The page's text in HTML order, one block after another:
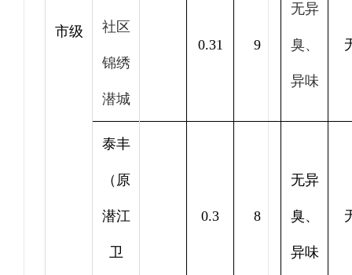
市级 社区
锦绣
潜城
0.31 9
无异
臭、
异味
泰丰
（原
潜江
卫
0.3 8
无异
臭、
异味